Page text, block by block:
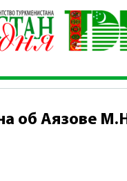
об Аязове
об Аязове